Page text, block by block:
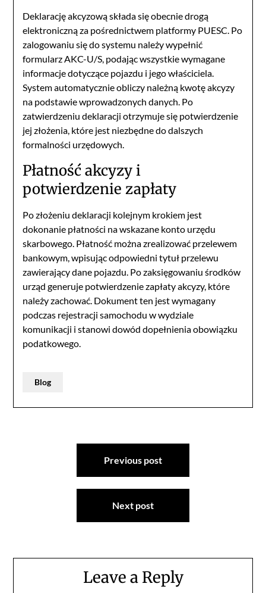
Deklarację akcyzową składa się obecnie drogą
elektroniczną za pośrednictwem platformy PUESC. Po
zalogowaniu się do systemu należy wypełnić
formularz AKC-U/S, podając wszystkie wymagane
informacje dotyczące pojazdu i jego właściciela.
System automatycznie obliczy należną kwotę akcyzy
na podstawie wprowadzonych danych. Po
zatwierdzeniu deklaracji otrzymuje się potwierdzenie
jej złożenia, które jest niezbędne do dalszych
formalności urzędowych.
Płatność akcyzy i
potwierdzenie zapłaty
Po złożeniu deklaracji kolejnym krokiem jest
dokonanie płatności na wskazane konto urzędu
skarbowego. Płatność można zrealizować przelewem
bankowym, wpisując odpowiedni tytuł przelewu
zawierający dane pojazdu. Po zaksięgowaniu środków
urząd generuje potwierdzenie zapłaty akcyzy, które
należy zachować. Dokument ten jest wymagany
podczas rejestracji samochodu w wydziale
komunikacji i stanowi dowód dopełnienia obowiązku
podatkowego.
Blog
Previous post
Next post
Leave a Reply